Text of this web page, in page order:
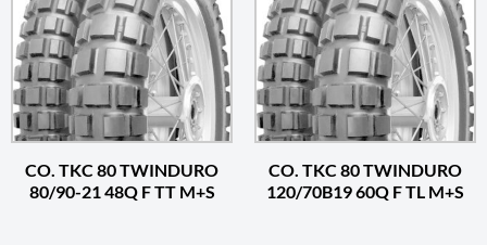
CO. TKC 80 TWINDURO
80/90-21 48Q F TT M+S
CO. TKC 80 TWINDURO
120/70B19 60Q F TL M+S